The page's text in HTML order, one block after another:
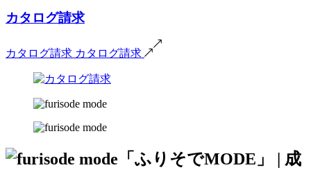
カタログ請求
カタログ請求 カタログ請求